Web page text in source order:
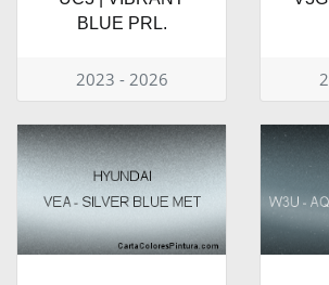
BLUE PRL.
2023 - 2026